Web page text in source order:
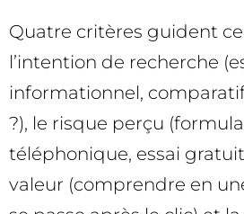
Quatre critères guident
l’intention de recherche
informationnel,
?), le risque perçu
téléphonique, essai
valeur (comprendre en